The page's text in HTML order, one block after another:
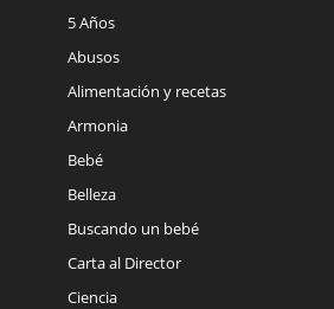
5 Años
Abusos
Alimentación y recetas
Armonia
Bebé
Belleza
Buscando un bebé
Carta al Director
Ciencia